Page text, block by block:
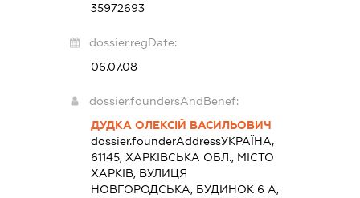
35972693
dossier.regDate:
06.07.08
dossier.foundersAndBenef:
ДУДКА ОЛЕКСІЙ ВАСИЛЬОВИЧ
dossier.founderAddressУКРАЇНА,
61145, ХАРКІВСЬКА ОБЛ., МІСТО
ХАРКІВ, ВУЛИЦЯ
НОВГОРОДСЬКА, БУДИНОК 6 А,